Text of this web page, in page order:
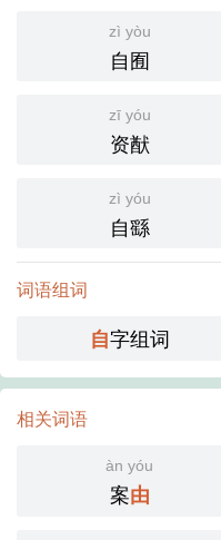
zì yòu
自囿
zī yóu
资猷
zì yóu
自繇
词语组词
自字组词
相关词语
àn yóu
案由